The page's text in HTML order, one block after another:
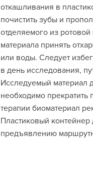
откашливания в
почистить зубы и
отделяемого из
материала принять
или воды. Следует
в день исследования,
Исследуемый материал
необходимо
терапии биоматериал
Пластиковый
предъявлению